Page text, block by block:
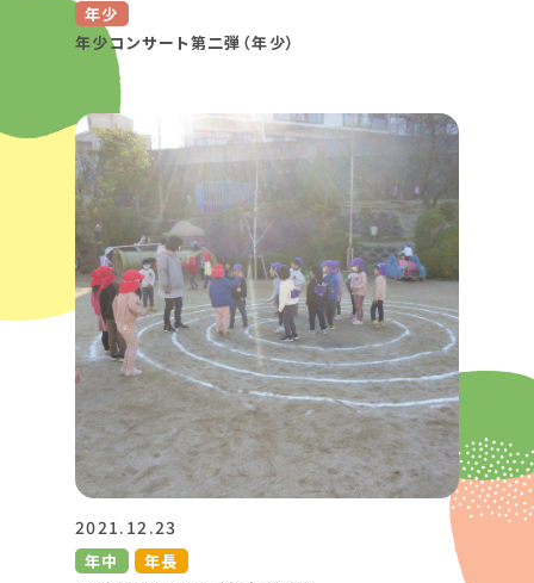
年少
年少コンサート第二弾（年少）
2021.12.23
年中
年長